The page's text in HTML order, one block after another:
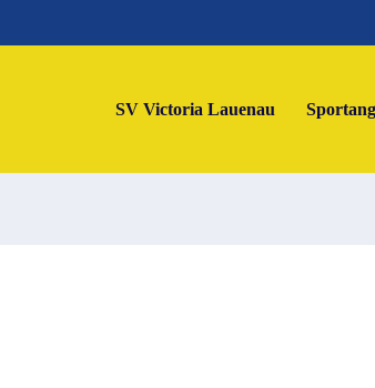
SV Victoria Lauenau